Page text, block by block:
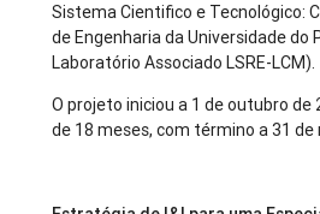
Sistema Cientifico e Tecnológico:
de Engenharia da Universidade do
Laboratório Associado LSRE-LCM).
O projeto iniciou a 1 de outubro de
de 18 meses, com término a 31 de